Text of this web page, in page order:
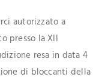
autorizzato a
presso la XII
resa in data 4
di bloccanti della